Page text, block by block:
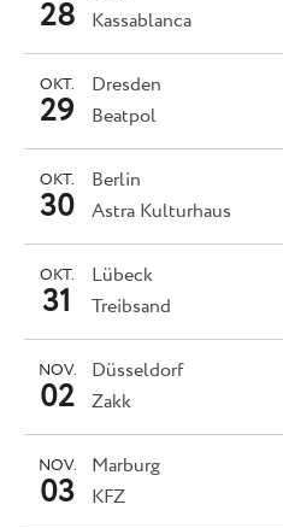
28 Kassablanca
Dresden
OKT.
29 Beatpol
Berlin
OKT.
30 Astra Kulturhaus
Lübeck
OKT.
31 Treibsand
Düsseldorf
NOV.
02 Zakk
Marburg
NOV.
03 KFZ